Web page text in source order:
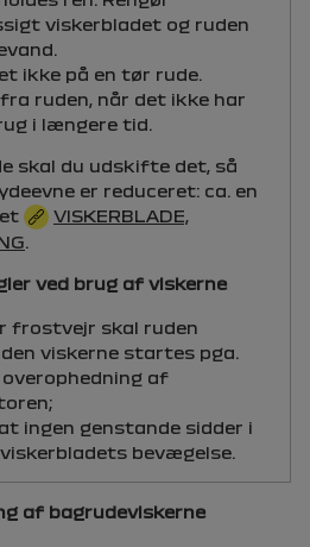
viskerbladet og ruden
ikke på en tør rude.
ruden, når det ikke har
i længere tid.
skal du udskifte det, så
er reduceret: ca. en
VISKERBLADE,
.
ved brug af viskerne
frostvejr skal ruden
viskerne startes pga.
af
ingen genstande sidder i
bevægelse.
af bagrudeviskerne